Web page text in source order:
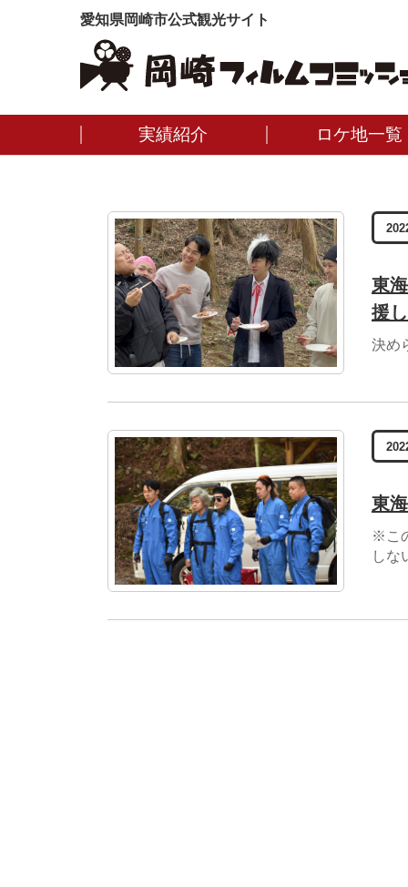
愛知県岡崎市公式観光サイト
実績紹介 ロケ地一覧
東
援
決め
東
※こ
しな